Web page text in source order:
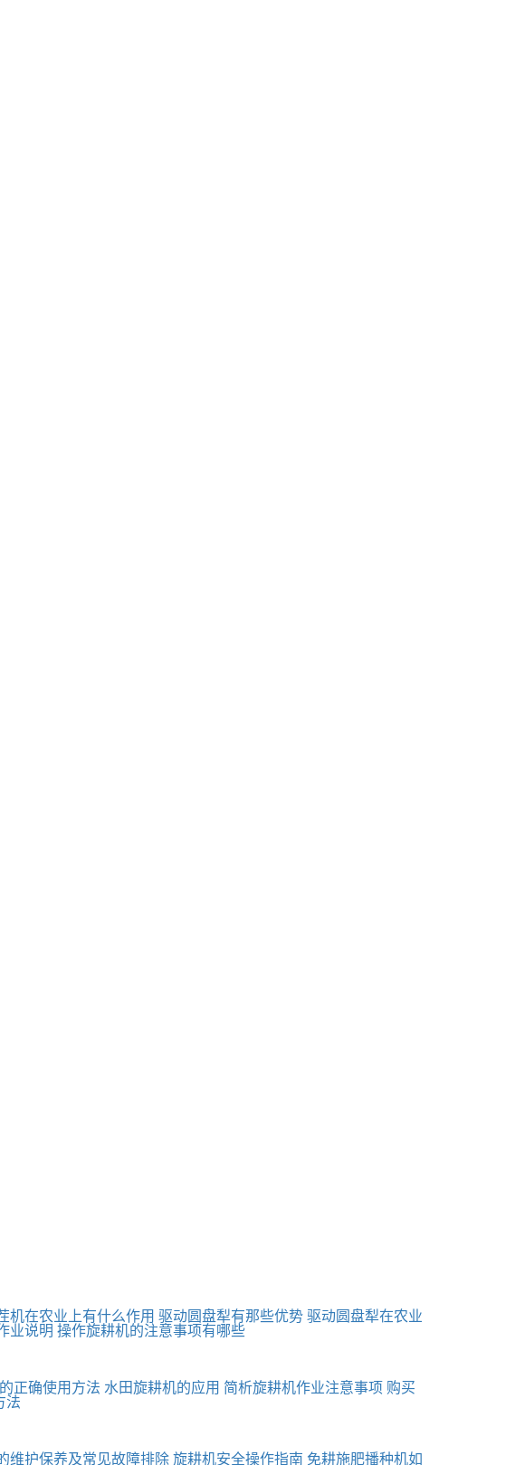
机在农业上有什么作用 驱动圆盘犁有那些优势 驱动圆盘犁在农业
业说明 操作旋耕机的注意事项有哪些
正确使用方法 水田旋耕机的应用 简析旋耕机作业注意事项 购买
法
维护保养及常见故障排除 旋耕机安全操作指南 免耕施肥播种机如